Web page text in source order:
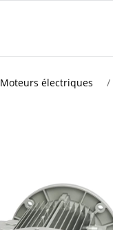
Moteurs électriques